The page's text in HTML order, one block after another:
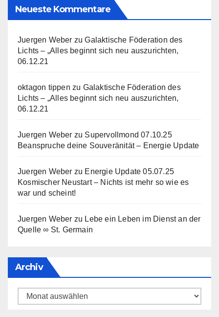
Neueste Kommentare
Juergen Weber zuGalaktische Föderation des
Lichts – „Alles beginnt sich neu auszurichten,
06.12.21
oktagon tippen zu Galaktische Föderation des
Lichts – „Alles beginnt sich neu auszurichten,
06.12.21
Juergen Weber zu Supervollmond 07.10.25
Beanspruche deine Souveränität – Energie Update
Juergen Weber zu Energie Update 05.07.25
Kosmischer Neustart – Nichts ist mehr so wie es
war und scheint!
Juergen Weber zu Lebe ein Leben im Dienst an der
Quelle ∞ St. Germain
Archiv
Archiv